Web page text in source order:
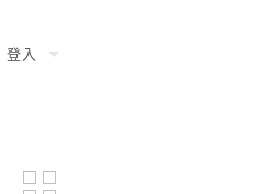
登入